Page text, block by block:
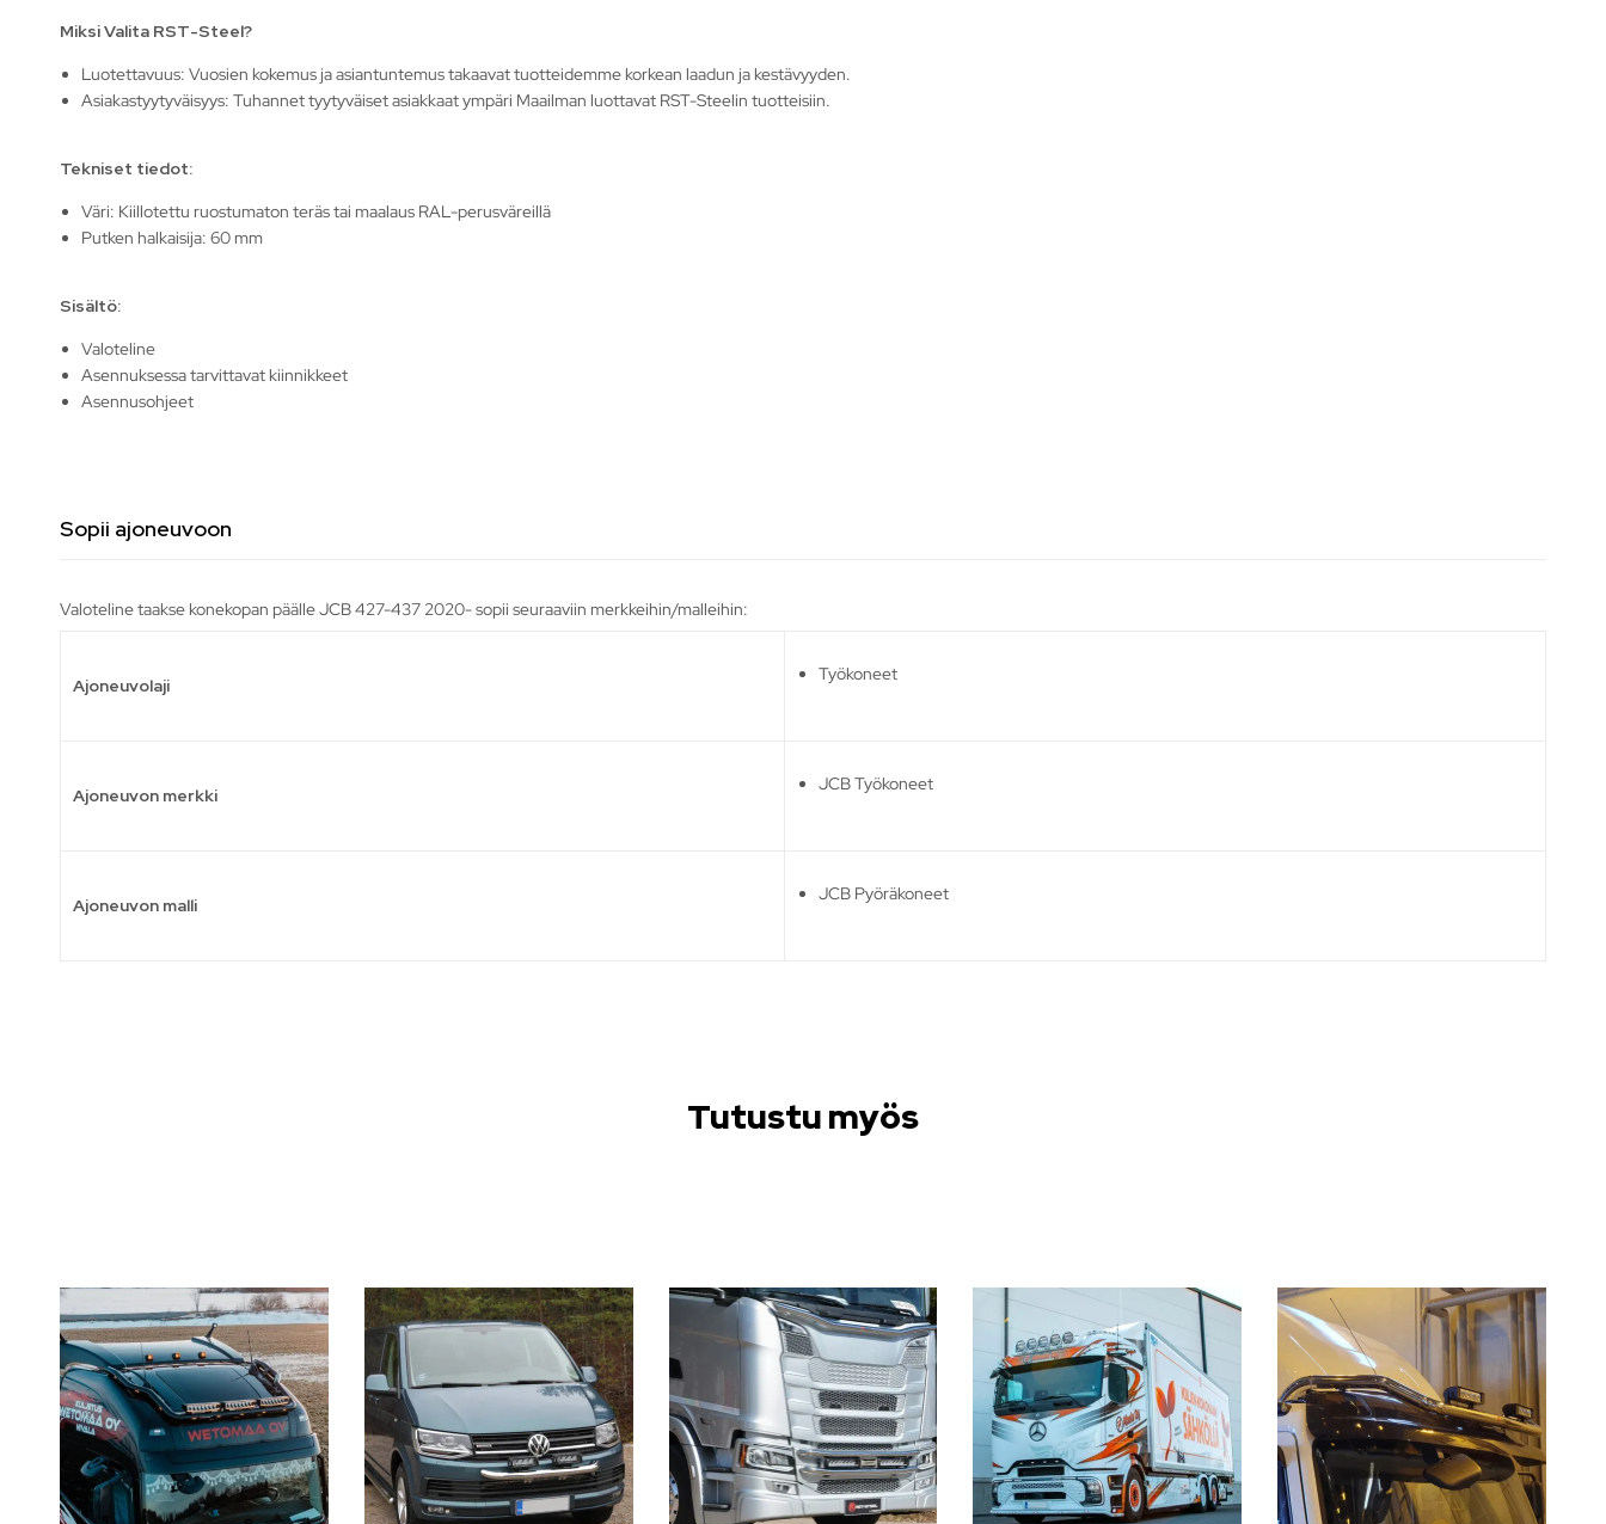
Miksi Valita RST-Steel?
Luotettavuus: Vuosien kokemus ja asiantuntemus takaavat tuotteidemme korkean laadun ja kestävyyden.
Asiakastyytyväisyys: Tuhannet tyytyväiset asiakkaat ympäri Maailman luottavat RST-Steelin tuotteisiin.
Tekniset tiedot:
Väri: Kiillotettu ruostumaton teräs tai maalaus RAL-perusväreillä
Putken halkaisija: 60 mm
Sisältö:
Valoteline
Asennuksessa tarvittavat kiinnikkeet
Asennusohjeet
Sopii ajoneuvoon
Valoteline taakse konekopan päälle JCB 427-437 2020- sopii seuraaviin merkkeihin/malleihin:
Ajoneuvolaji
Työkoneet
Ajoneuvon merkki
JCB Työkoneet
Ajoneuvon malli
JCB Pyöräkoneet
Tutustu myös